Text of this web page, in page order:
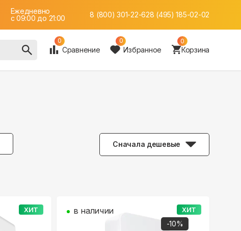
Ежедневно
c 09:00 до 21:00
8 (800) 301-22-628 (495) 185-02-02
0
Сравнение
0
Избранное
0
Корзина
Сначала дешевые
ХИТ ХИТ
-10%
в наличии